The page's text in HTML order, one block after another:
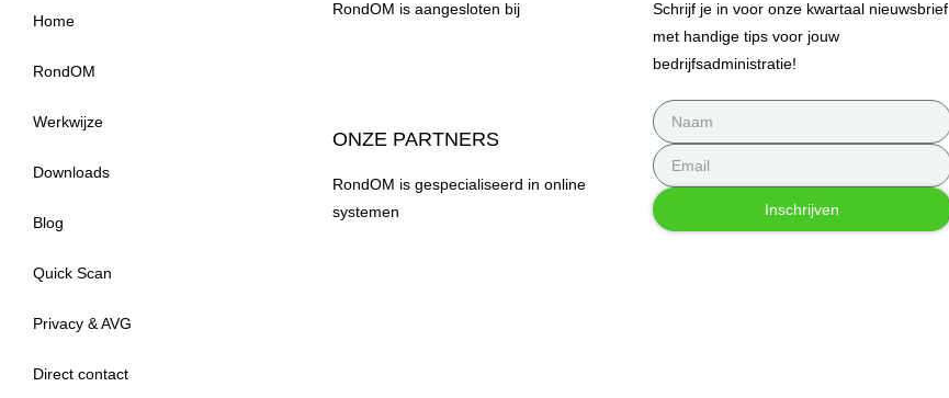
Home
RondOM
Werkwijze
Downloads
Blog
Quick Scan
Privacy & AVG
Direct contact
RondOM is aangesloten bij
ONZE PARTNERS
RondOM is gespecialiseerd in online
systemen
Schrijf je in voor onze kwartaal nieuwsbrief
met handige tips voor jouw
bedrijfsadministratie!
Inschrijven